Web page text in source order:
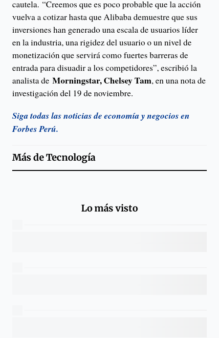
cautela. “Creemos que es poco probable que la acción
vuelva a cotizar hasta que Alibaba demuestre que sus
inversiones han generado una escala de usuarios líder
en la industria, una rigidez del usuario o un nivel de
monetización que servirá como fuertes barreras de
entrada para disuadir a los competidores”, escribió la
analista de Morningstar, Chelsey Tam, en una nota de
investigación del 19 de noviembre.
Siga todas las noticias de economía y negocios en
Forbes Perú.
Más deTecnología
Lo más visto